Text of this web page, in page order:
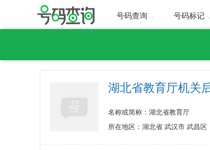
号码查询 号码标记
湖北省教育厅机关
名称或简称：湖北省教育厅
所在地区：湖北省 武汉市 武昌区